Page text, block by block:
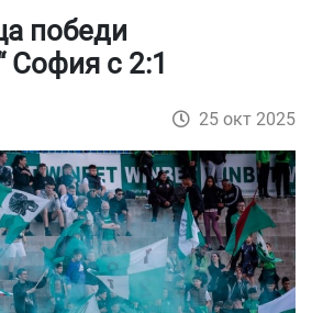
победи
София с 2:1
25 окт 2025